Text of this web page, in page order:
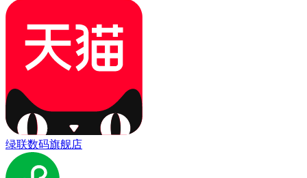
绿联数码旗舰店